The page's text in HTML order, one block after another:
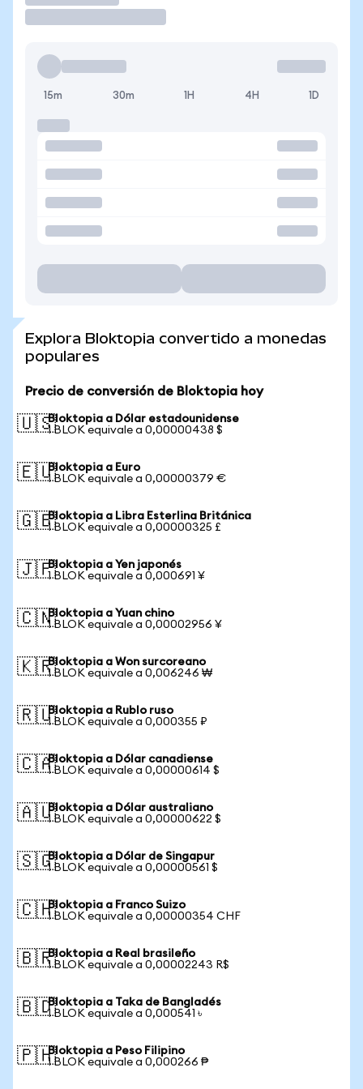
15m 30m 1H 4H 1D
Explora Bloktopia convertido a monedas
populares
Precio de conversión de Bloktopia hoy
🇺🇸Bloktopia a Dólar estadounidense
1 BLOK equivale a 0,00000438 $
🇪🇺Bloktopia a Euro
1 BLOK equivale a 0,00000379 €
🇬🇧Bloktopia a Libra Esterlina Británica
1 BLOK equivale a 0,00000325 £
🇯🇵Bloktopia a Yen japonés
1 BLOK equivale a 0,000691 ¥
🇨🇳Bloktopia a Yuan chino
1 BLOK equivale a 0,00002956 ¥
🇰🇷Bloktopia a Won surcoreano
1 BLOK equivale a 0,006246 ₩
🇷🇺Bloktopia a Rublo ruso
1 BLOK equivale a 0,000355 ₽
🇨🇦Bloktopia a Dólar canadiense
1 BLOK equivale a 0,00000614 $
🇦🇺Bloktopia a Dólar australiano
1 BLOK equivale a 0,00000622 $
🇸🇬Bloktopia a Dólar de Singapur
1 BLOK equivale a 0,00000561 $
🇨🇭Bloktopia a Franco Suizo
1 BLOK equivale a 0,00000354 CHF
🇧🇷Bloktopia a Real brasileño
1 BLOK equivale a 0,00002243 R$
🇧🇩Bloktopia a Taka de Bangladés
1 BLOK equivale a 0,000541 ৳
🇵🇭Bloktopia a Peso Filipino
1 BLOK equivale a 0,000266 ₱